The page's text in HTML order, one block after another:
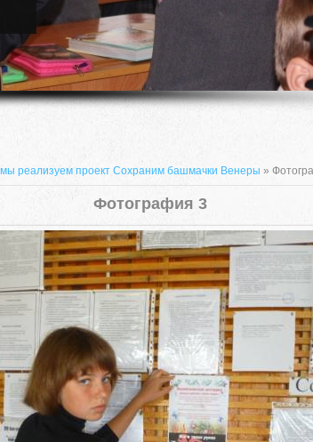
659635, Алтайский край, Алтайский район, село
6-49,
мы реализуем проект Сохраним башмачки Венеры »
Фотография 3